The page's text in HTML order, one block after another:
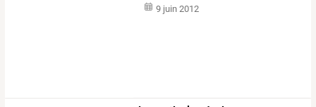
9 juin 2012